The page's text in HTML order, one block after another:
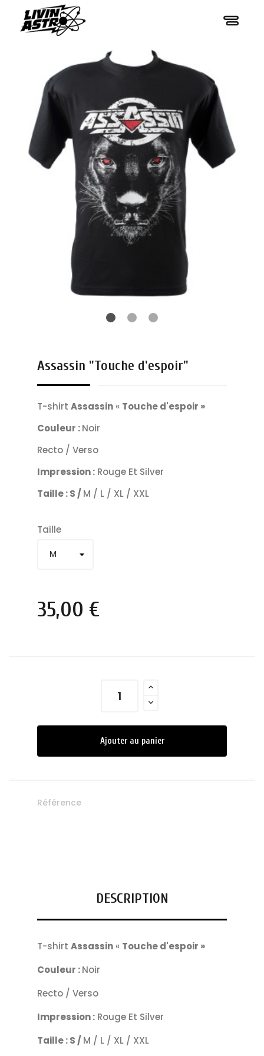
Assassin "Touche d'espoir"
T-shirt Assassin « Touche d'espoir »
Couleur :Noir
Recto / Verso
Impression : Rouge Et Silver
Taille : S /M / L / XL / XXL
Taille
35,00 €
Ajouter au panier
Référence
DESCRIPTION
T-shirt Assassin « Touche d'espoir »
Couleur :Noir
Recto / Verso
Impression : Rouge Et Silver
Taille : S / M / L / XL / XXL